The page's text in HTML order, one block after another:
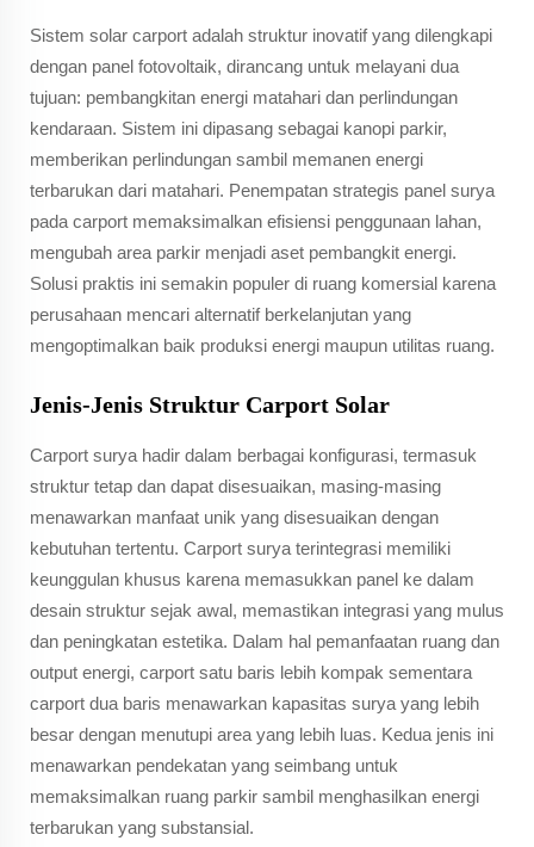
Sistem solar carport adalah struktur inovatif yang dilengkapi
dengan panel fotovoltaik, dirancang untuk melayani dua
tujuan: pembangkitan energi matahari dan perlindungan
kendaraan. Sistem ini dipasang sebagai kanopi parkir,
memberikan perlindungan sambil memanen energi
terbarukan dari matahari. Penempatan strategis panel surya
pada carport memaksimalkan efisiensi penggunaan lahan,
mengubah area parkir menjadi aset pembangkit energi.
Solusi praktis ini semakin populer di ruang komersial karena
perusahaan mencari alternatif berkelanjutan yang
mengoptimalkan baik produksi energi maupun utilitas ruang.
Jenis-Jenis Struktur Carport Solar
Carport surya hadir dalam berbagai konfigurasi, termasuk
struktur tetap dan dapat disesuaikan, masing-masing
menawarkan manfaat unik yang disesuaikan dengan
kebutuhan tertentu. Carport surya terintegrasi memiliki
keunggulan khusus karena memasukkan panel ke dalam
desain struktur sejak awal, memastikan integrasi yang mulus
dan peningkatan estetika. Dalam hal pemanfaatan ruang dan
output energi, carport satu baris lebih kompak sementara
carport dua baris menawarkan kapasitas surya yang lebih
besar dengan menutupi area yang lebih luas. Kedua jenis ini
menawarkan pendekatan yang seimbang untuk
memaksimalkan ruang parkir sambil menghasilkan energi
terbarukan yang substansial.